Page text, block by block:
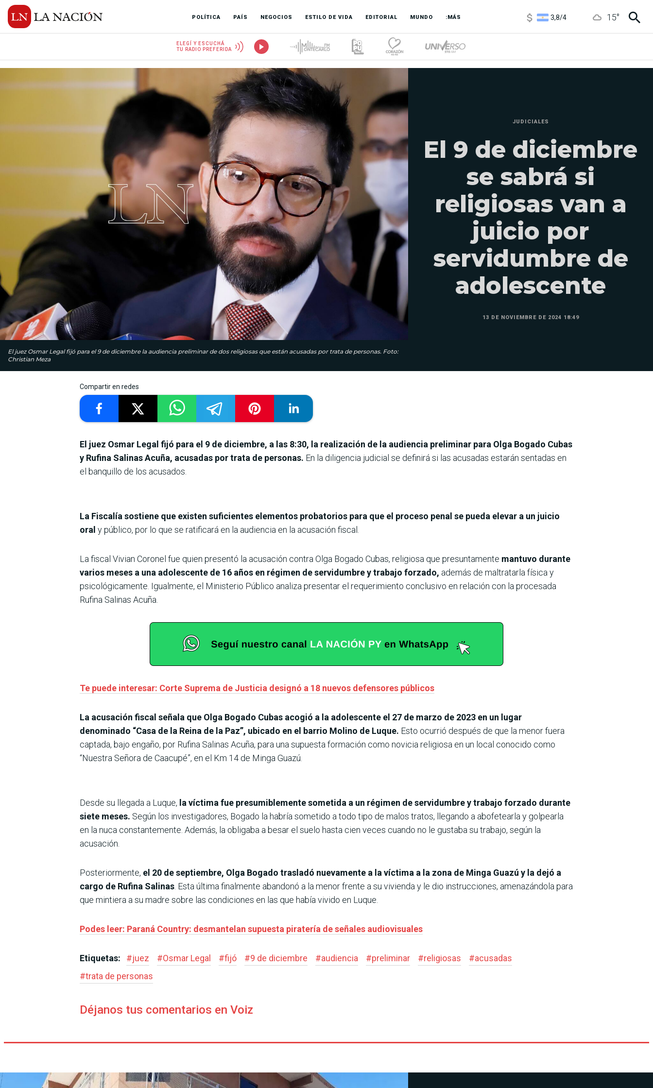
POLÍTICA PAÍS NEGOCIOS ESTILO DE VIDA EDITORIAL MUNDO :MÁS
6850/ 15°
ELEGÍ Y ESCUCHÁ
TU RADIO PREFERIDA
El juez Osmar Legal fijó para el 9 de diciembre la audiencia preliminar de dos religiosas que están acusadas por trata de personas. Foto:
Christian Meza
JUDICIALES
El 9 de diciembre
se sabrá si
religiosas van a
juicio por
servidumbre de
adolescente
13 DE NOVIEMBRE DE 2024 18:49
Compartir en redes
El juez Osmar Legal fijó para el 9 de diciembre, a las 8:30, la realización de la audiencia preliminar para Olga Bogado Cubas
y Rufina Salinas Acuña, acusadas por trata de personas. En la diligencia judicial se definirá si las acusadas estarán sentadas en
el banquillo de los acusados.
La Fiscalía sostiene que existen suficientes elementos probatorios para que el proceso penal se pueda elevar a un juicio
oral y público, por lo que se ratificará en la audiencia en la acusación fiscal.
La fiscal Vivian Coronel fue quien presentó la acusación contra Olga Bogado Cubas, religiosa que presuntamente mantuvo durante
varios meses a una adolescente de 16 años en régimen de servidumbre y trabajo forzado, además de maltratarla física y
psicológicamente. Igualmente, el Ministerio Público analiza presentar el requerimiento conclusivo en relación con la procesada
Rufina Salinas Acuña.
Te puede interesar: Corte Suprema de Justicia designó a 18 nuevos defensores públicos
La acusación fiscal señala que Olga Bogado Cubas acogió a la adolescente el 27 de marzo de 2023 en un lugar
denominado “Casa de la Reina de la Paz”, ubicado en el barrio Molino de Luque. Esto ocurrió después de que la menor fuera
captada, bajo engaño, por Rufina Salinas Acuña, para una supuesta formación como novicia religiosa en un local conocido como
“Nuestra Señora de Caacupé”, en el Km 14 de Minga Guazú.
Desde su llegada a Luque, la víctima fue presumiblemente sometida a un régimen de servidumbre y trabajo forzado durante
siete meses. Según los investigadores, Bogado la habría sometido a todo tipo de malos tratos, llegando a abofetearla y golpearla
en la nuca constantemente. Además, la obligaba a besar el suelo hasta cien veces cuando no le gustaba su trabajo, según la
acusación.
Posteriormente, el 20 de septiembre, Olga Bogado trasladó nuevamente a la víctima a la zona de Minga Guazú y la dejó a
cargo de Rufina Salinas . Esta última finalmente abandonó a la menor frente a su vivienda y le dio instrucciones, amenazándola para
que mintiera a su madre sobre las condiciones en las que había vivido en Luque.
Podes leer: Paraná Country: desmantelan supuesta piratería de señales audiovisuales
Etiquetas: #juez #Osmar Legal #fijó #9 de diciembre #audiencia #preliminar #religiosas #acusadas
#trata de personas
Déjanos tus comentarios en Voiz